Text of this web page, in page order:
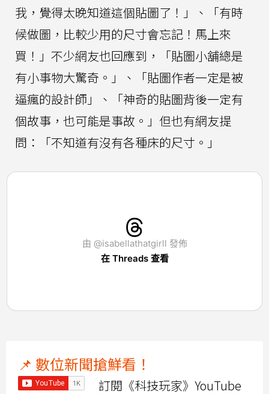
我，覺得太晚知道這個貼圖了！」、「有時
候做圖，比較少用的尺寸會忘記！馬上來
買！」不少網友也回應到，「貼圖小舖總是
有小事物大驚奇。」、「貼圖作者一定是被
逼瘋的設計師」、「神奇的貼圖背後一定有
個故事，也可能是事故。」但也有網友提
問：「不知道有沒有各種床的尺寸。」
由 @isabellathatgirll 發佈
在 Threads 查看
📌 數位新聞搶鮮看！
訂閱《科技玩家》YouTube